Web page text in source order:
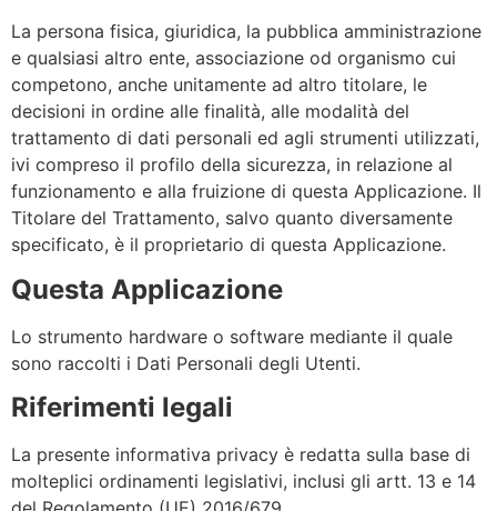
La persona fisica, giuridica, la pubblica amministrazione
e qualsiasi altro ente, associazione od organismo cui
competono, anche unitamente ad altro titolare, le
decisioni in ordine alle finalità, alle modalità del
trattamento di dati personali ed agli strumenti utilizzati,
ivi compreso il profilo della sicurezza, in relazione al
funzionamento e alla fruizione di questa Applicazione. Il
Titolare del Trattamento, salvo quanto diversamente
specificato, è il proprietario di questa Applicazione.
Questa Applicazione
Lo strumento hardware o software mediante il quale
sono raccolti i Dati Personali degli Utenti.
Riferimenti legali
La presente informativa privacy è redatta sulla base di
molteplici ordinamenti legislativi, inclusi gli artt. 13 e 14